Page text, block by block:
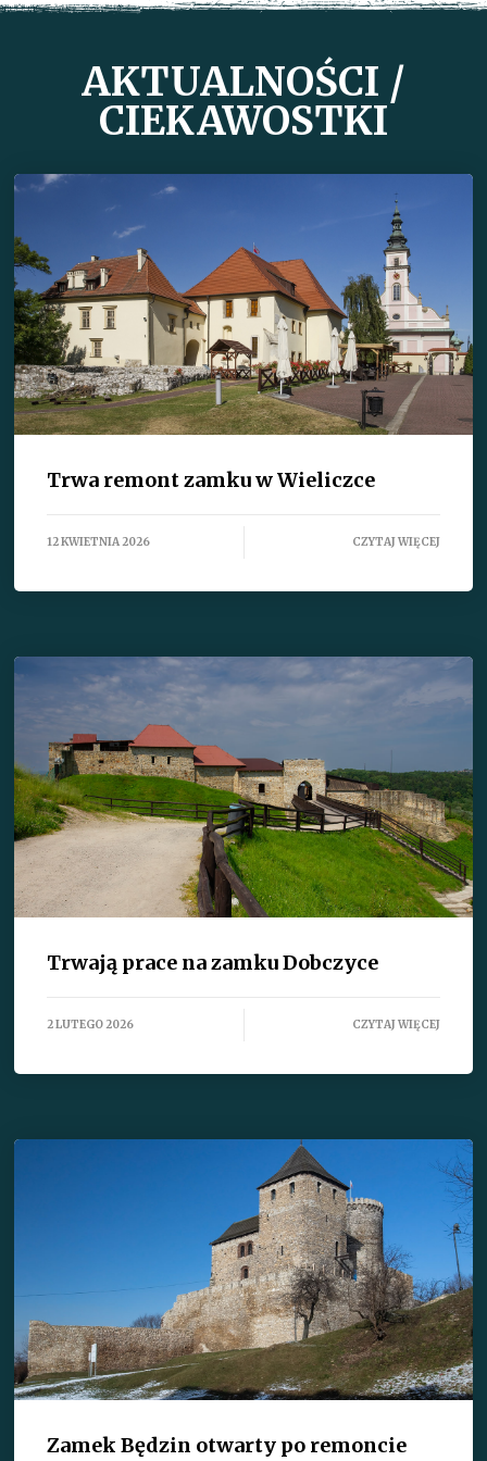
AKTUALNOŚCI /
CIEKAWOSTKI
Trwa remont zamku w Wieliczce
12 KWIETNIA 2026 CZYTAJ WIĘCEJ
Trwają prace na zamku Dobczyce
2 LUTEGO 2026 CZYTAJ WIĘCEJ
Zamek Będzin otwarty po remoncie